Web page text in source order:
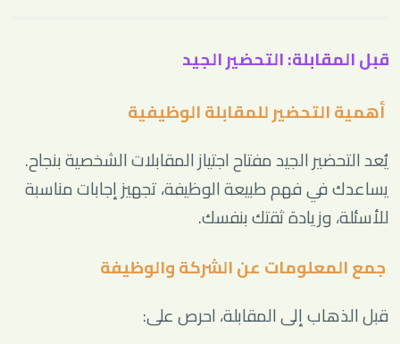
قبل المقابلة: التحضير الجيد
أهمية التحضير للمقابلة الوظيفية
يُعد التحضير الجيد مفتاح اجتياز المقابلات الشخصية بنجاح.
يساعدك في فهم طبيعة الوظيفة، تجهيز إجابات مناسبة
للأسئلة، وزيادة ثقتك بنفسك.
جمع المعلومات عن الشركة والوظيفة
قبل الذهاب إلى المقابلة، احرص على: